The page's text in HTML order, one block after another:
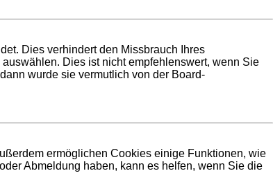
Dies verhindert den Missbrauch Ihres
Dies ist nicht empfehlenswert, wenn Sie
wurde sie vermutlich von der Board-
ermöglichen Cookies einige Funktionen, wie
Abmeldung haben, kann es helfen, wenn Sie die